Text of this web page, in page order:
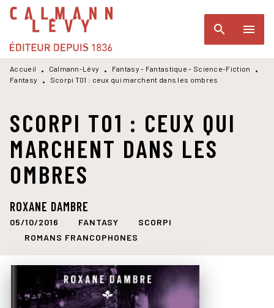
MENU RECHERCHE
PIED DE PAGE
search menu
Accueil • Calmann-Lévy • Fantasy - Fantastique - Science-Fiction
•
Fantasy
• Scorpi T01 : ceux qui marchent dans les ombres
SCORPI T01 : CEUX QUI
MARCHENT DANS LES
OMBRES
ROXANE DAMBRE
05/10/2016 FANTASY
SCORPI
ROMANS FRANCOPHONES